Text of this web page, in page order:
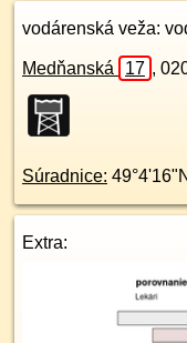
vodárenská veža:
Medňanská 17 ,
Súradnice: 49°4'16"N
Extra: